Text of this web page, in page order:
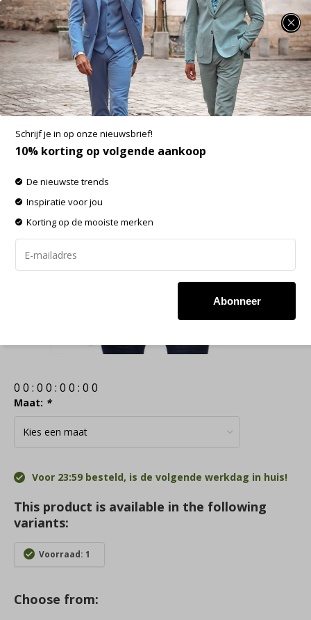
SUMMER SALE: 25% t/m 50% korting op heel veel zomerse items!
Bugatti Colbert Blauw (29371 - 49)
Aan verlanglijst toevoegen
-60%
0 0 : 0 0 : 0 0 : 0 0
Maat: *
Voor 23:59 besteld, is de volgende werkdag in huis!
This product is available in the following
variants:
Voorraad: 1
Choose from:
Schrijf je in op onze nieuwsbrief!
10% korting op volgende aankoop
De nieuwste trends
Inspiratie voor jou
Korting op de mooiste merken
Abonneer